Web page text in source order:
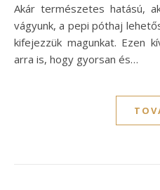
Akár természetes hatású,
vágyunk, a pepi póthaj
kifejezzük magunkat. Ezen
arra is, hogy gyorsan és…